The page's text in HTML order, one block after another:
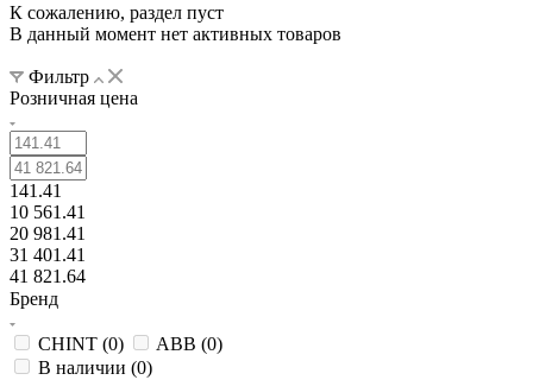
К сожалению, раздел пуст
В данный момент нет активных товаров
Фильтр
Розничная цена
141.41
10 561.41
20 981.41
31 401.41
41 821.64
Бренд
CHINT (0) ABB (0)
В наличии (0)